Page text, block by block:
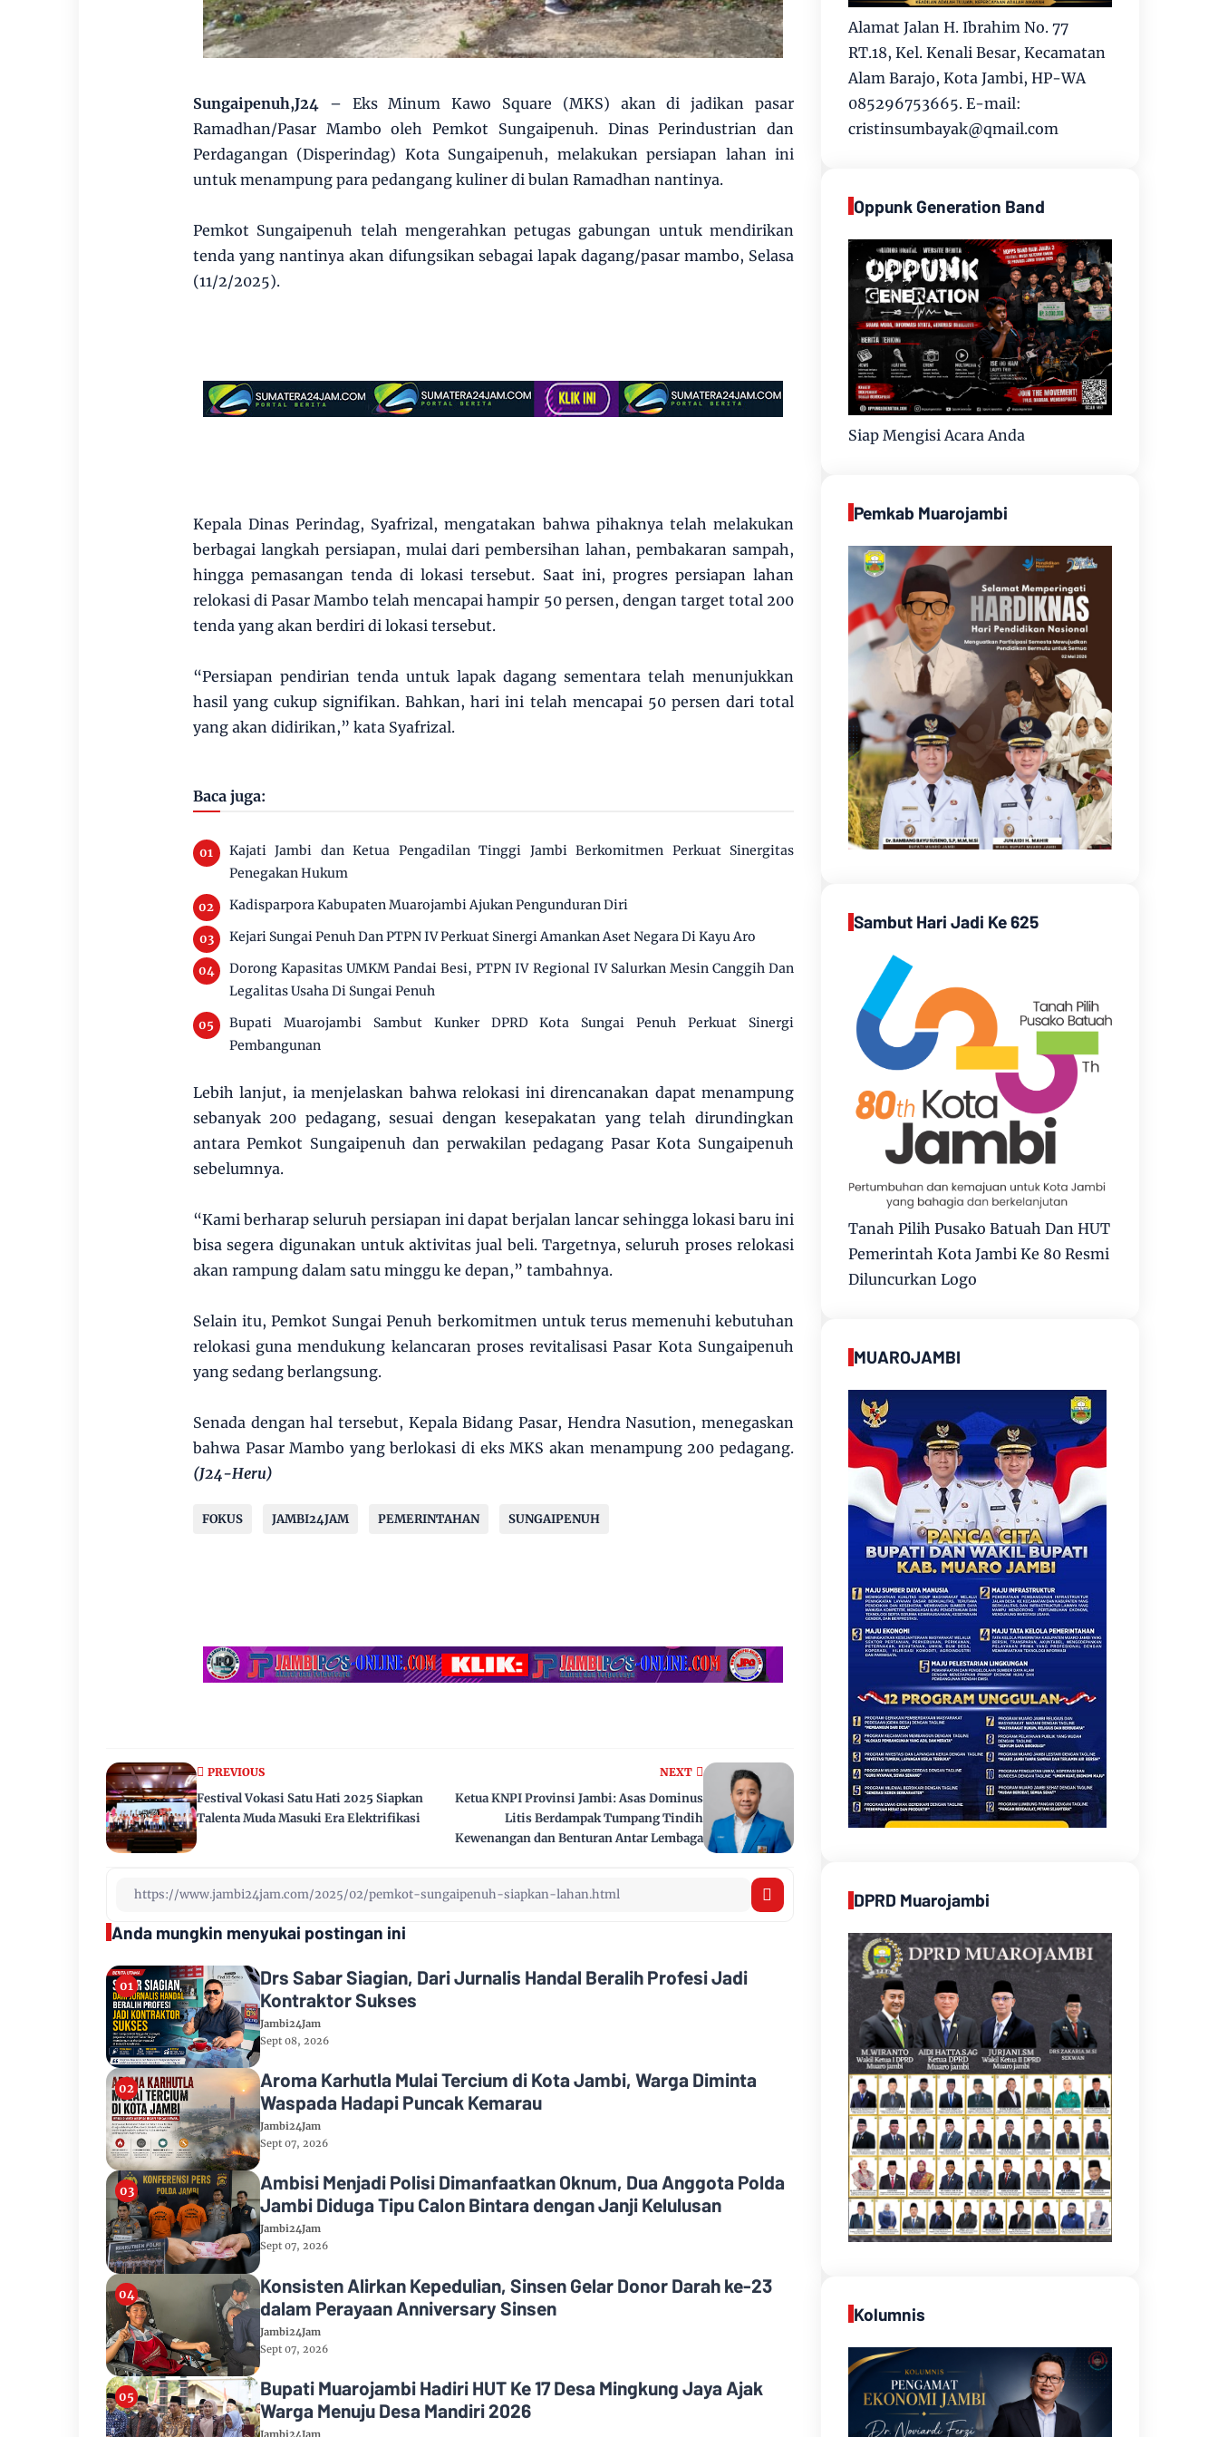
Sungaipenuh,J24 – Eks Minum Kawo Square (MKS) akan di jadikan pasar
Ramadhan/Pasar Mambo oleh Pemkot Sungaipenuh. Dinas Perindustrian dan
Perdagangan (Disperindag) Kota Sungaipenuh, melakukan persiapan lahan ini
untuk menampung para pedangang kuliner di bulan Ramadhan nantinya.
Pemkot Sungaipenuh telah mengerahkan petugas gabungan untuk mendirikan
tenda yang nantinya akan difungsikan sebagai lapak dagang/pasar mambo, Selasa
(11/2/2025).
Kepala Dinas Perindag, Syafrizal, mengatakan bahwa pihaknya telah melakukan
berbagai langkah persiapan, mulai dari pembersihan lahan, pembakaran sampah,
hingga pemasangan tenda di lokasi tersebut. Saat ini, progres persiapan lahan
relokasi di Pasar Mambo telah mencapai hampir 50 persen, dengan target total 200
tenda yang akan berdiri di lokasi tersebut.
“Persiapan pendirian tenda untuk lapak dagang sementara telah menunjukkan
hasil yang cukup signifikan. Bahkan, hari ini telah mencapai 50 persen dari total
yang akan didirikan,” kata Syafrizal.
Baca juga:
Kajati Jambi dan Ketua Pengadilan Tinggi Jambi Berkomitmen Perkuat Sinergitas
Penegakan Hukum
Kadisparpora Kabupaten Muarojambi Ajukan Pengunduran Diri
Kejari Sungai Penuh Dan PTPN IV Perkuat Sinergi Amankan Aset Negara Di Kayu Aro
Dorong Kapasitas UMKM Pandai Besi, PTPN IV Regional IV Salurkan Mesin Canggih Dan
Legalitas Usaha Di Sungai Penuh
Bupati Muarojambi Sambut Kunker DPRD Kota Sungai Penuh Perkuat Sinergi
Pembangunan
Lebih lanjut, ia menjelaskan bahwa relokasi ini direncanakan dapat menampung
sebanyak 200 pedagang, sesuai dengan kesepakatan yang telah dirundingkan
antara Pemkot Sungaipenuh dan perwakilan pedagang Pasar Kota Sungaipenuh
sebelumnya.
“Kami berharap seluruh persiapan ini dapat berjalan lancar sehingga lokasi baru ini
bisa segera digunakan untuk aktivitas jual beli. Targetnya, seluruh proses relokasi
akan rampung dalam satu minggu ke depan,” tambahnya.
Selain itu, Pemkot Sungai Penuh berkomitmen untuk terus memenuhi kebutuhan
relokasi guna mendukung kelancaran proses revitalisasi Pasar Kota Sungaipenuh
yang sedang berlangsung.
Senada dengan hal tersebut, Kepala Bidang Pasar, Hendra Nasution, menegaskan
bahwa Pasar Mambo yang berlokasi di eks MKS akan menampung 200 pedagang.
(J24-Heru)
FOKUS JAMBI24JAM PEMERINTAHAN SUNGAIPENUH
NEXT
Ketua KNPI Provinsi Jambi: Asas Dominus
Litis Berdampak Tumpang Tindih
Kewenangan dan Benturan Antar Lembaga
PREVIOUS
Festival Vokasi Satu Hati 2025 Siapkan
Talenta Muda Masuki Era Elektrifikasi
Anda mungkin menyukai postingan ini
Drs Sabar Siagian, Dari Jurnalis Handal Beralih Profesi Jadi
Kontraktor Sukses
Jambi24Jam
Sept 08, 2026
Aroma Karhutla Mulai Tercium di Kota Jambi, Warga Diminta
Waspada Hadapi Puncak Kemarau
Jambi24Jam
Sept 07, 2026
Ambisi Menjadi Polisi Dimanfaatkan Oknum, Dua Anggota Polda
Jambi Diduga Tipu Calon Bintara dengan Janji Kelulusan
Jambi24Jam
Sept 07, 2026
Konsisten Alirkan Kepedulian, Sinsen Gelar Donor Darah ke-23
dalam Perayaan Anniversary Sinsen
Jambi24Jam
Sept 07, 2026
Bupati Muarojambi Hadiri HUT Ke 17 Desa Mingkung Jaya Ajak
Warga Menuju Desa Mandiri 2026
Jambi24Jam
Alamat Jalan H. Ibrahim No. 77
RT.18, Kel. Kenali Besar, Kecamatan
Alam Barajo, Kota Jambi, HP-WA
085296753665. E-mail:
cristinsumbayak@qmail.com
Oppunk Generation Band
Siap Mengisi Acara Anda
Pemkab Muarojambi
Sambut Hari Jadi Ke 625
Tanah Pilih Pusako Batuah Dan HUT
Pemerintah Kota Jambi Ke 80 Resmi
Diluncurkan Logo
MUAROJAMBI
DPRD Muarojambi
Kolumnis